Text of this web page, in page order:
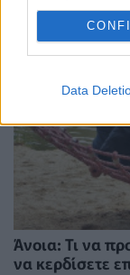
Data
Άνοια: Τι να
να κερδίσετε